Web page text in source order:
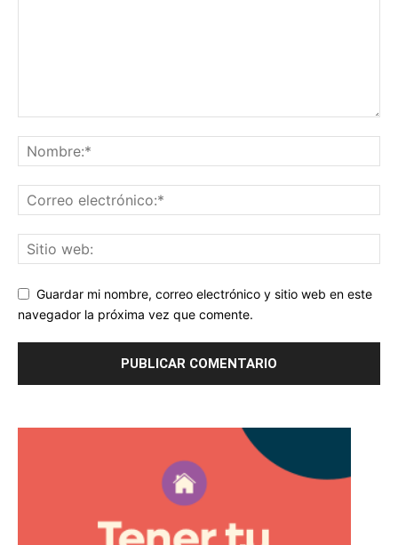
Guardar mi nombre, correo electrónico y sitio web en este
navegador la próxima vez que comente.